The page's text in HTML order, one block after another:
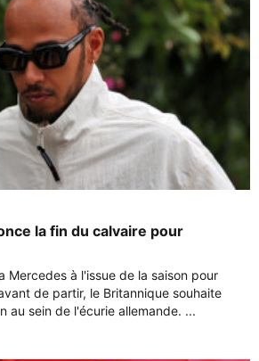
la fin du calvaire pour
Mercedes à l'issue de la saison pour
de partir, le Britannique souhaite
au sein de l'écurie allemande. ...